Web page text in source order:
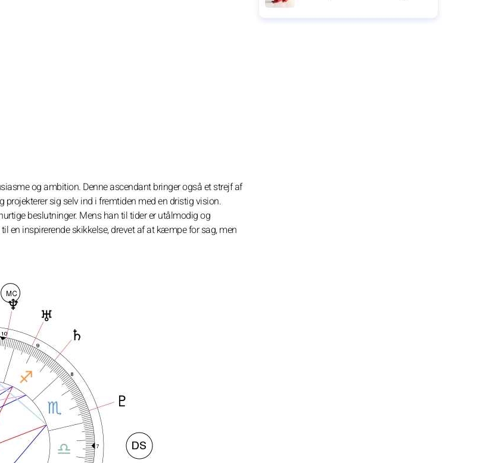
og ambition. Denne ascendant bringer også et strejf af
sig selv ind i fremtiden med en dristig vision.
beslutninger. Mens han til tider er utålmodig og
en inspirerende skikkelse, drevet af at kæmpe for sag, men